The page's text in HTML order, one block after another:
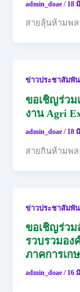
admin_doae/ 18
สายลุ้นห้ามพล
ข่าวประชาสัมพั
ขอเชิญร่วม
งาน Agri
admin_doae/ 18
สายกินห้ามพ
ข่าวประชาสัมพั
ขอเชิญร่วม
รวบรวมอง
ภาคการเก
admin_doae/ 16